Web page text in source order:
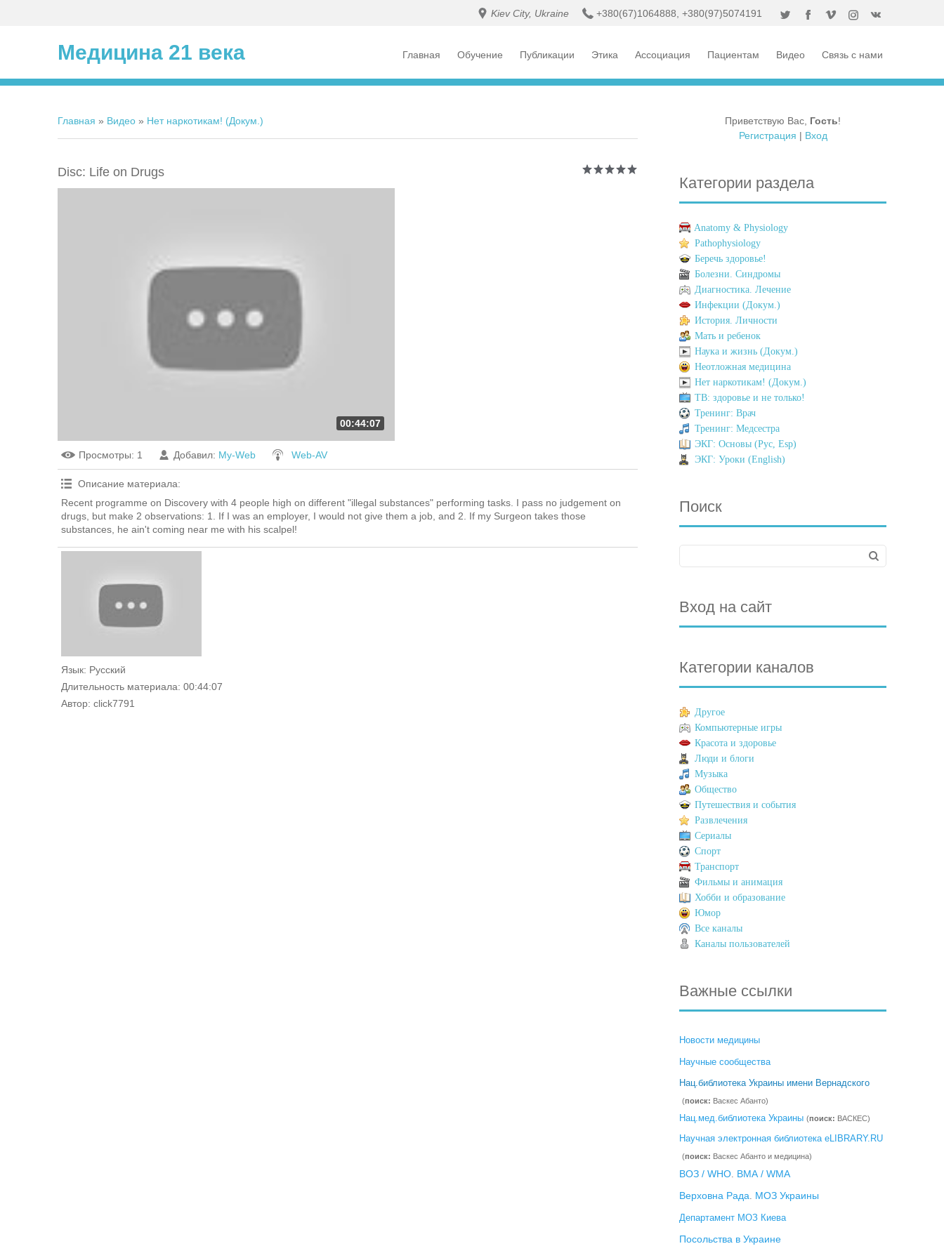
Kiev City, Ukraine +380(67)1064888, +380(97)5074191
Медицина 21 века Главная Обучение Публикации Этика Ассоциация Пациентам Видео Связь с нами
Главная » Видео » Нет наркотикам! (Докум.)
Disc: Life on Drugs
00:44:07
Просмотры: 1 Добавил: My-Web Web-AV
Описание материала:
Recent programme on Discovery with 4 people high on different "illegal substances" performing tasks. I pass no judgement on
drugs, but make 2 observations: 1. If I was an employer, I would not give them a job, and 2. If my Surgeon takes those
substances, he ain't coming near me with his scalpel!
Язык: Русский
Длительность материала: 00:44:07
Автор: click7791
Приветствую Вас, Гость!
Регистрация | Вход
Категории раздела
Anatomy & Physiology
Pathophysiology
Беречь здоровье!
Болезни. Синдромы
Диагностика. Лечение
Инфекции (Докум.)
История. Личности
Мать и ребенок
Наука и жизнь (Докум.)
Неотложная медицина
Нет наркотикам! (Докум.)
ТВ: здоровье и не только!
Тренинг: Врач
Тренинг: Медсестра
ЭКГ: Основы (Рус, Esp)
ЭКГ: Уроки (English)
Поиск
Вход на сайт
Категории каналов
Другое
Компьютерные игры
Красота и здоровье
Люди и блоги
Музыка
Общество
Путешествия и события
Развлечения
Сериалы
Спорт
Транспорт
Фильмы и анимация
Хобби и образование
Юмор
Все каналы
Каналы пользователей
Важные ссылки
Новости медицины
Научные сообщества
Нац.библиотека Украины имени Вернадского
(поиск: Васкес Абанто)
Нац.мед.библиотека Украины (поиск: ВАСКЕС)
Научная электронная библиотека eLIBRARY.RU
(поиск: Васкес Абанто и медицина)
ВОЗ / WHO. ВМА / WMA
Верховна Рада. МОЗ Украины
Департамент МОЗ Киева
Посольства в Украине